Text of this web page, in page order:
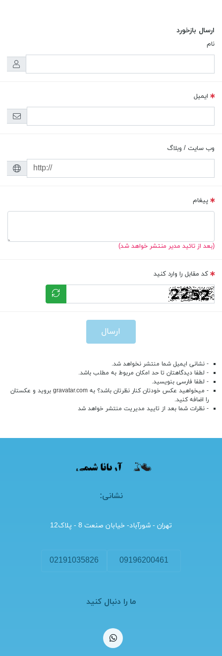
ارسال بازخورد
نام
ایمیل
وب سایت / وبلاگ
پیغام
(بعد از تائید مدیر منتشر خواهد شد)
کد مقابل را وارد کنید
ارسال
- نشانی ایمیل شما منتشر نخواهد شد.
- لطفا دیدگاهتان تا حد امکان مربوط به مطلب باشد.
- لطفا فارسی بنویسید.
- میخواهید عکس خودتان کنار نظرتان باشد؟ به gravatar.com بروید و عکستان
را اضافه کنید.
- نظرات شما بعد از تایید مدیریت منتشر خواهد شد
نشانی:
تهران - شورآباد- خیابان صنعت 8 - پلاک12
09196200461
02191035826
ما را دنبال کنید